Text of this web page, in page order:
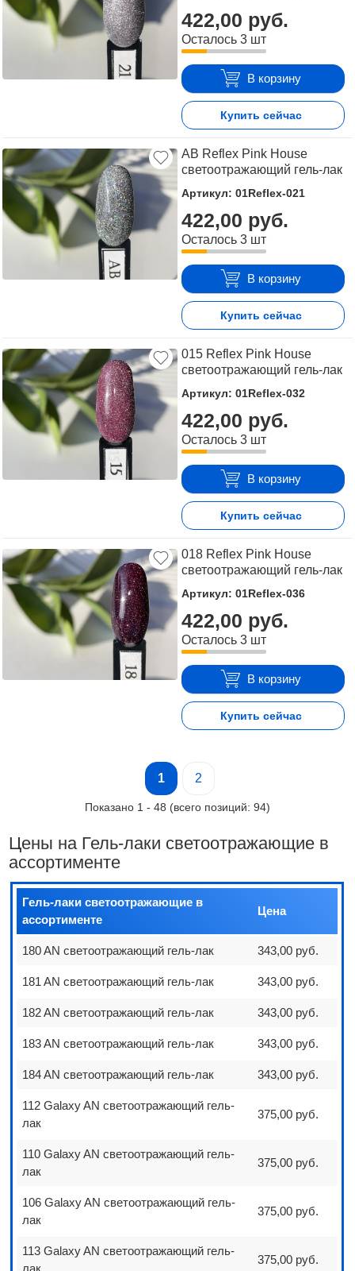
422,00 руб.
Осталось 3 шт
В корзину
Купить сейчас
AB Reflex Pink House
светоотражающий гель-лак
Артикул: 01Reflex-021
422,00 руб.
Осталось 3 шт
В корзину
Купить сейчас
015 Reflex Pink House
светоотражающий гель-лак
Артикул: 01Reflex-032
422,00 руб.
Осталось 3 шт
В корзину
Купить сейчас
018 Reflex Pink House
светоотражающий гель-лак
Артикул: 01Reflex-036
422,00 руб.
Осталось 3 шт
В корзину
Купить сейчас
1 2
Показано 1 - 48 (всего позиций: 94)
Цены на Гель-лаки светоотражающие в
ассортименте
Гель-лаки светоотражающие в
ассортименте
Цена
180 AN светоотражающий гель-лак 343,00 руб.
181 AN светоотражающий гель-лак 343,00 руб.
182 AN светоотражающий гель-лак 343,00 руб.
183 AN светоотражающий гель-лак 343,00 руб.
184 AN светоотражающий гель-лак 343,00 руб.
112 Galaxy AN светоотражающий гель-
лак
375,00 руб.
110 Galaxy AN светоотражающий гель-
лак
375,00 руб.
106 Galaxy AN светоотражающий гель-
лак
375,00 руб.
113 Galaxy AN светоотражающий гель-
лак
375,00 руб.